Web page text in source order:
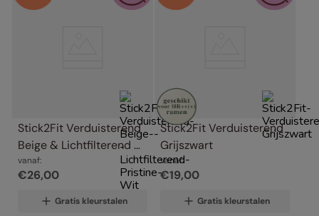
Stick2Fit Verduisterend
Beige & Lichtfilterend
Pristine Wit
vanaf:
€26,00
Gratis kleurstalen
Stick2Fit Verduisterend
Grijszwart
vanaf:
€19,00
Gratis kleurstalen